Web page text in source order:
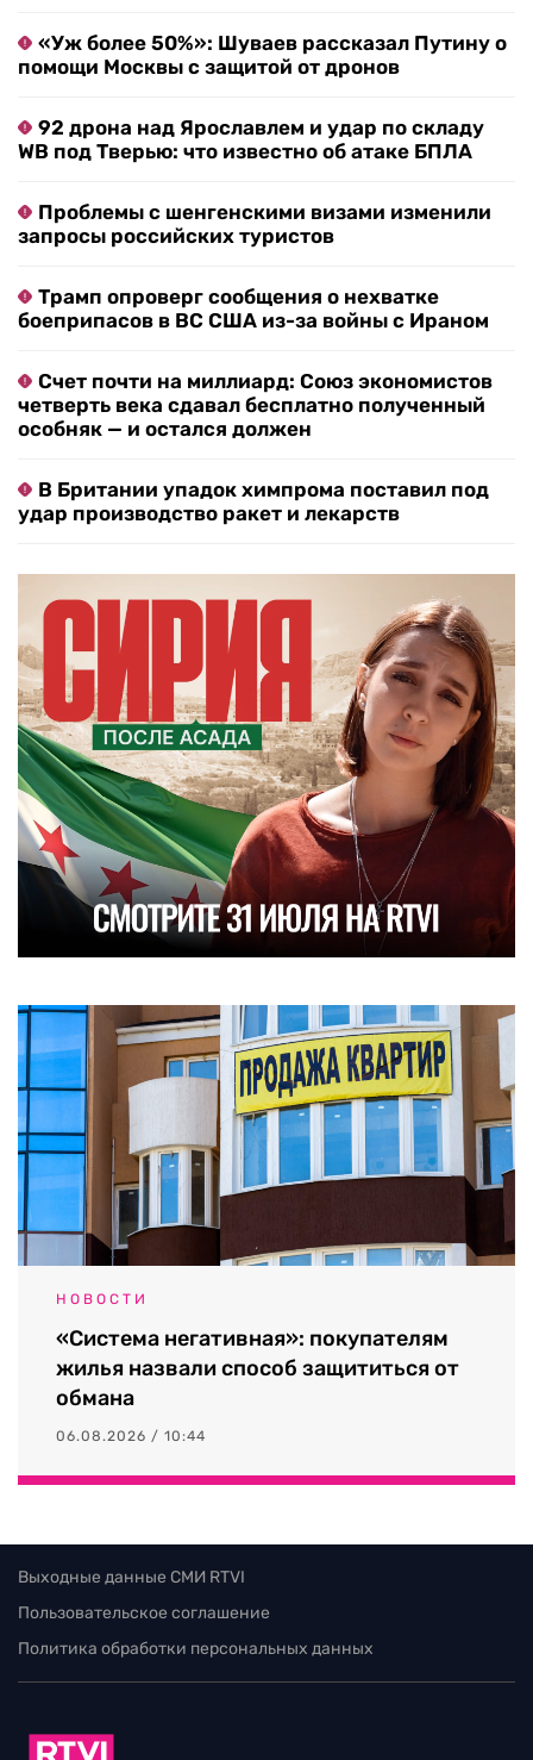
«Уж более 50%»: Шуваев рассказал Путину о
помощи Москвы с защитой от дронов
92 дрона над Ярославлем и удар по складу
WB под Тверью: что известно об атаке БПЛА
Проблемы с шенгенскими визами изменили
запросы российских туристов
Трамп опроверг сообщения о нехватке
боеприпасов в ВС США из-за войны с Ираном
Счет почти на миллиард: Союз экономистов
четверть века сдавал бесплатно полученный
особняк — и остался должен
В Британии упадок химпрома поставил под
удар производство ракет и лекарств
НОВОСТИ
«Система негативная»: покупателям
жилья назвали способ защититься от
обмана
06.08.2026 / 10:44
Выходные данные СМИ RTVI
Пользовательское соглашение
Политика обработки персональных данных